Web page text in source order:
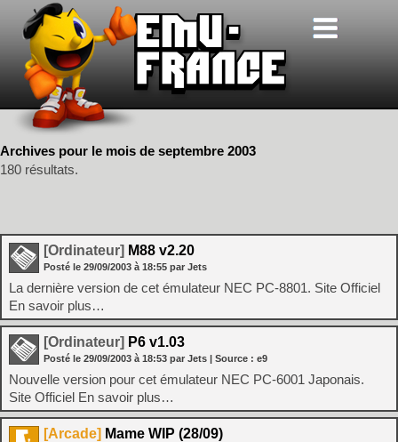
Archives pour le mois de septembre 2003
180 résultats.
[Ordinateur] M88 v2.20
Posté le 29/09/2003 à 18:55 par Jets
La dernière version de cet émulateur NEC PC-8801. Site Officiel
En savoir plus…
[Ordinateur] P6 v1.03
Posté le 29/09/2003 à 18:53 par Jets | Source : e9
Nouvelle version pour cet émulateur NEC PC-6001 Japonais.
Site Officiel En savoir plus…
[Arcade] Mame WIP (28/09)